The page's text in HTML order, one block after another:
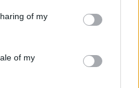
of my
of my